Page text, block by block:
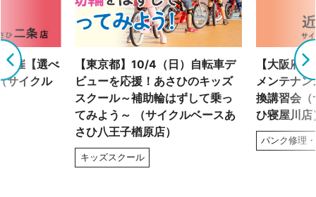
催【選べ
サイクル
【東京都】10/4（日）自転車デ
ビューを応援！あさひのキッズ
スクール～補助輪はずして乗っ
てみよう～ （サイクルベースあ
さひ八王子楢原店）
キッズスクール
【大阪府
メンテナ
換講習会（
ひ寝屋川店
パンク修理